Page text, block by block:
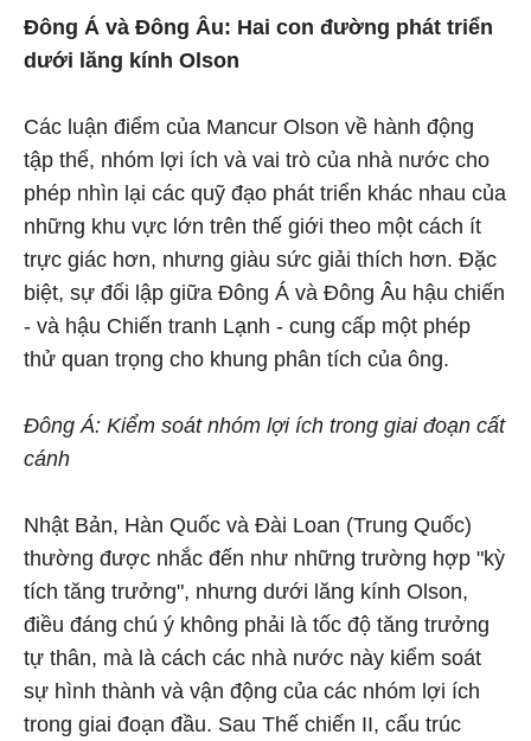
Đông Á và Đông Âu: Hai con đường phát triển
dưới lăng kính Olson
Các luận điểm của Mancur Olson về hành động
tập thể, nhóm lợi ích và vai trò của nhà nước cho
phép nhìn lại các quỹ đạo phát triển khác nhau của
những khu vực lớn trên thế giới theo một cách ít
trực giác hơn, nhưng giàu sức giải thích hơn. Đặc
biệt, sự đối lập giữa Đông Á và Đông Âu hậu chiến
- và hậu Chiến tranh Lạnh - cung cấp một phép
thử quan trọng cho khung phân tích của ông.
Đông Á: Kiểm soát nhóm lợi ích trong giai đoạn cất
cánh
Nhật Bản, Hàn Quốc và Đài Loan (Trung Quốc)
thường được nhắc đến như những trường hợp "kỳ
tích tăng trưởng", nhưng dưới lăng kính Olson,
điều đáng chú ý không phải là tốc độ tăng trưởng
tự thân, mà là cách các nhà nước này kiểm soát
sự hình thành và vận động của các nhóm lợi ích
trong giai đoạn đầu. Sau Thế chiến II, cấu trúc